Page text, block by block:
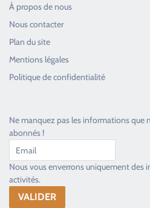
À propos de nous
Nous contacter
Plan du site
Mentions légales
Politique de confidentialité
Ne manquez pas les informations que
abonnés !
Nous vous enverrons uniquement
activités.
Toujours heureux d'aider les